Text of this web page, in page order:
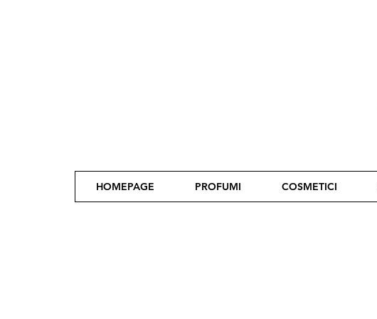
HOMEPAGE PROFUMI COSMETICI